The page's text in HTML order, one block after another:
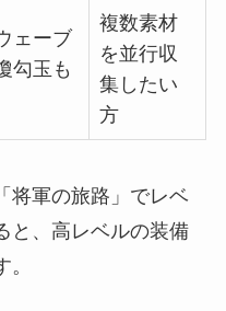
ェーブ
勾玉も
複数素材
を並行収
集したい
方
将軍の旅路」でレベ
と、高レベルの装備